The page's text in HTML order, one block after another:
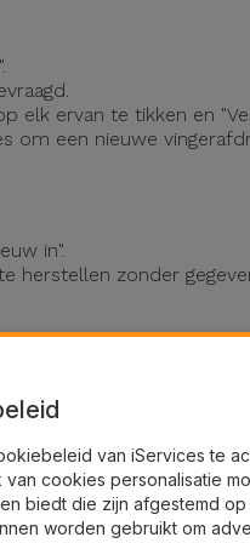
elk ervan te tikken en
om een nieuwe
in".
herstellen zonder
bezoek dan een
uitvoeren.
Touch ID-knop, met
gemak. van iServices te
van cookies personalisatie
biedt die zijn afgestemd
worden gebruikt om